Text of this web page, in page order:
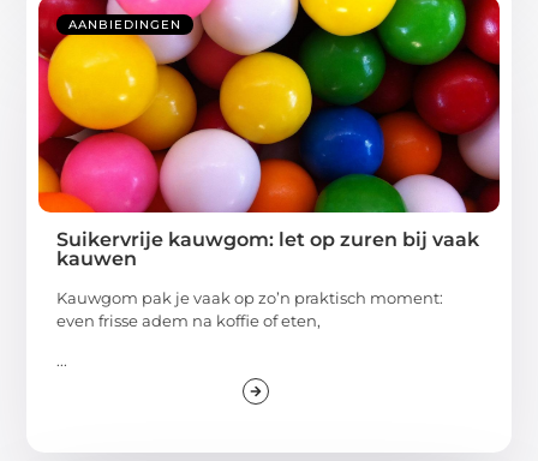
AANBIEDINGEN
Suikervrije kauwgom: let op zuren bij vaak
kauwen
Kauwgom pak je vaak op zo’n praktisch moment:
even frisse adem na koffie of eten,
...